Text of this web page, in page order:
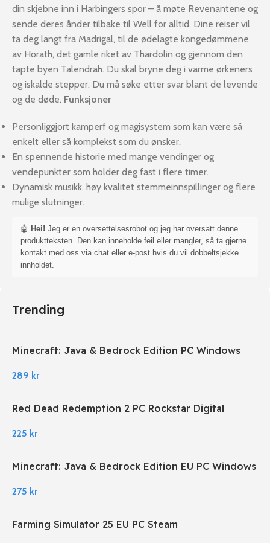
din skjebne inn i Harbingers spor – å møte Revenantene og
sende deres ånder tilbake til Well for alltid. Dine reiser vil
ta deg langt fra Madrigal, til de ødelagte kongedømmene
av Horath, det gamle riket av Thardolin og gjennom den
tapte byen Talendrah. Du skal bryne deg i varme ørkeners
og iskalde stepper. Du må søke etter svar blant de levende
og de døde. Funksjoner
Personliggjort kamperf og magisystem som kan være så
enkelt eller så komplekst som du ønsker.
En spennende historie med mange vendinger og
vendepunkter som holder deg fast i flere timer.
Dynamisk musikk, høy kvalitet stemmeinnspillinger og flere
mulige slutninger.
🤖 Hei! Jeg er en oversettelsesrobot og jeg har oversatt denne
produktteksten. Den kan inneholde feil eller mangler, så ta gjerne
kontakt med oss via chat eller e-post hvis du vil dobbeltsjekke
innholdet.
Trending
Minecraft: Java & Bedrock Edition PC Windows
289 kr
Red Dead Redemption 2 PC Rockstar Digital
225 kr
Minecraft: Java & Bedrock Edition EU PC Windows
275 kr
Farming Simulator 25 EU PC Steam